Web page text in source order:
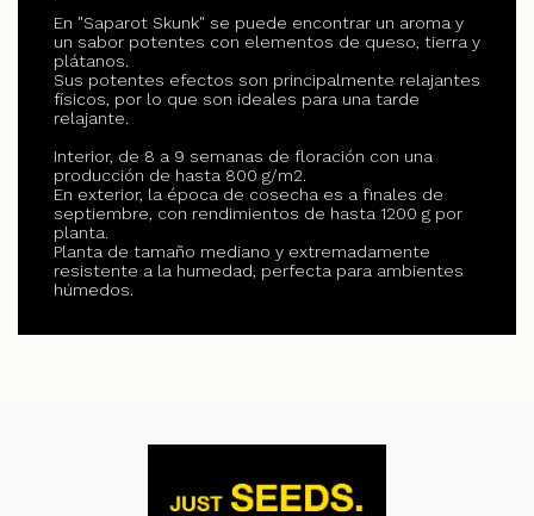
En "Saparot Skunk" se puede encontrar un aroma y
un sabor potentes con elementos de queso, tierra y
plátanos.
Sus potentes efectos son principalmente relajantes
físicos, por lo que son ideales para una tarde
relajante.
Interior, de 8 a 9 semanas de floración con una
producción de hasta 800 g/m2.
En exterior, la época de cosecha es a finales de
septiembre, con rendimientos de hasta 1200 g por
planta.
Planta de tamaño mediano y extremadamente
resistente a la humedad, perfecta para ambientes
húmedos.